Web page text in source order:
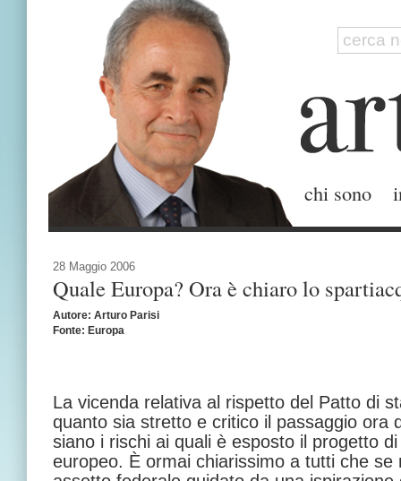
chi sono
28 Maggio 2006
Quale Europa? Ora è chiaro lo
Autore: Arturo Parisi
Fonte: Europa
La vicenda relativa al rispetto del Patto di
quanto sia stretto e critico il passaggio ora
siano i rischi ai quali è esposto il progetto di
europeo. È ormai chiarissimo a tutti che